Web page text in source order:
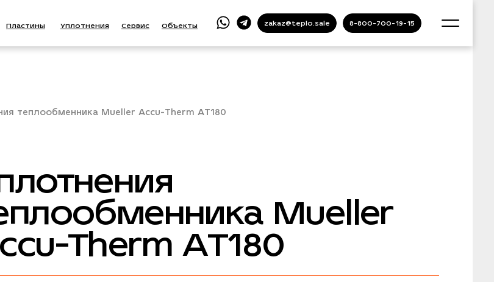
Пластины Уплотнения Сервис Объекты zakaz@teplo.sale 8-800-700-19-15
теплообменника Mueller Accu-Therm AT180
Mueller
Therm AT180